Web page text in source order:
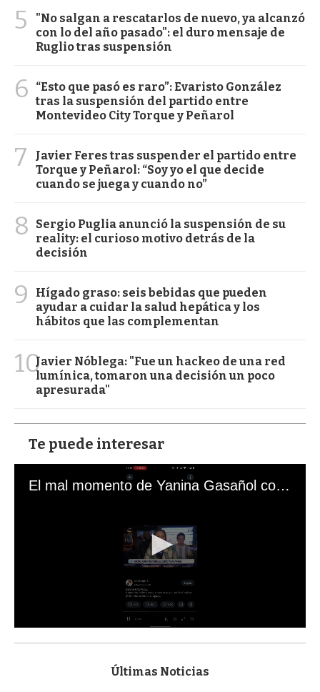
5
"No salgan a rescatarlos de nuevo, ya alcanzó
con lo del año pasado": el duro mensaje de
Ruglio tras suspensión
6
“Esto que pasó es raro”: Evaristo González
tras la suspensión del partido entre
Montevideo City Torque y Peñarol
7
Javier Feres tras suspender el partido entre
Torque y Peñarol: “Soy yo el que decide
cuando se juega y cuando no”
8
Sergio Puglia anunció la suspensión de su
reality: el curioso motivo detrás de la
decisión
9
Hígado graso: seis bebidas que pueden
ayudar a cuidar la salud hepática y los
hábitos que las complementan
10Javier Nóblega: "Fue un hackeo de una red
lumínica, tomaron una decisión un poco
apresurada"
Te puede interesar
El mal momento de Yanina Gasañol con un hincha argentino en "Subrayado"
s
Últimas Noticias